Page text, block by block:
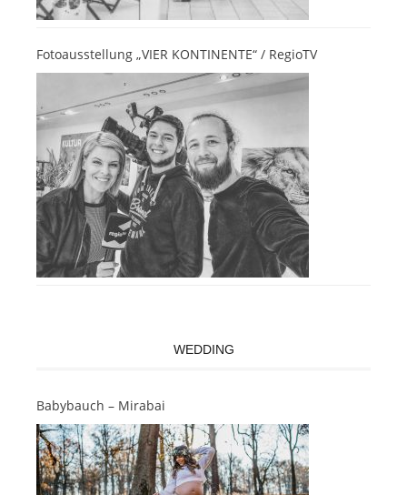
Fotoausstellung „VIER KONTINENTE“ / RegioTV
WEDDING
Babybauch – Mirabai